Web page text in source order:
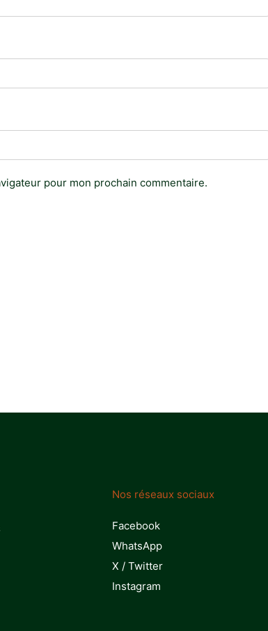
pour mon prochain commentaire.
Nos réseaux sociaux
Facebook
WhatsApp
X / Twitter
Instagram